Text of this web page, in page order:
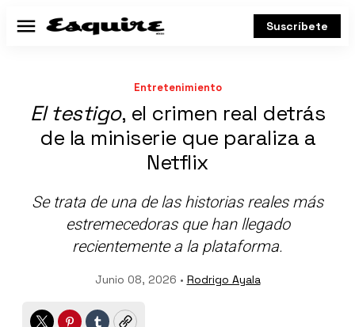
Menú Suscríbete
Entretenimiento
El testigo, el crimen real detrás
de la miniserie que paraliza a
Netflix
Se trata de una de las historias reales más
estremecedoras que han llegado
recientemente a la plataforma.
Junio 08, 2026 • Rodrigo Ayala